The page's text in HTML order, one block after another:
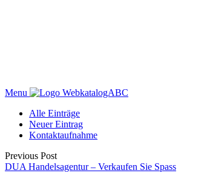
Menu
WebkatalogABC
Alle Einträge
Neuer Eintrag
Kontaktaufnahme
Previous Post
DUA Handelsagentur – Verkaufen Sie Spass